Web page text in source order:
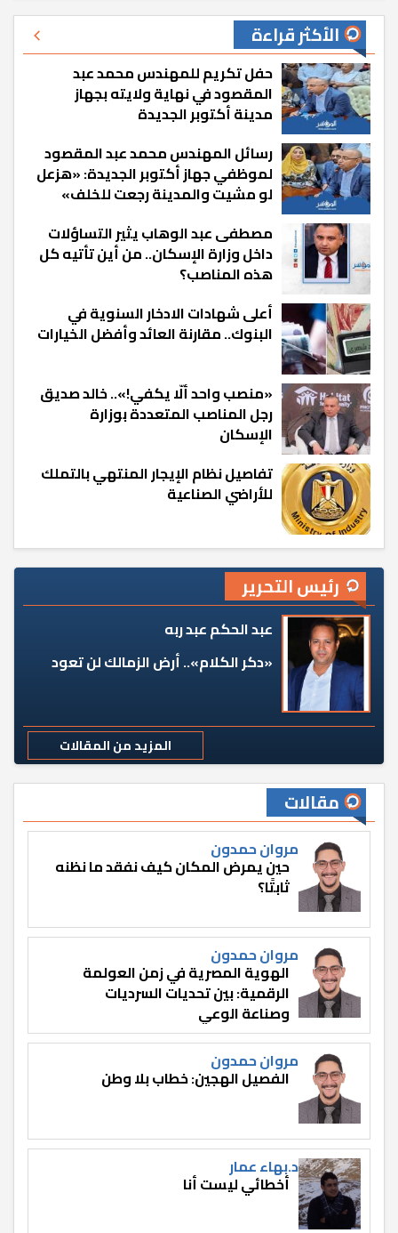
الأكثر قراءة
حفل تكريم للمهندس محمد عبد
المقصود في نهاية ولايته بجهاز
مدينة أكتوبر الجديدة
رسائل المهندس محمد عبد المقصود
لموظفي جهاز أكتوبر الجديدة: «هزعل
لو مشيت والمدينة رجعت للخلف»
مصطفى عبد الوهاب يثير التساؤلات
داخل وزارة الإسكان.. من أين تأتيه كل
هذه المناصب؟
أعلى شهادات الادخار السنوية في
البنوك.. مقارنة العائد وأفضل الخيارات
«منصب واحد ألّا يكفي!».. خالد صديق
رجل المناصب المتعددة بوزارة
الإسكان
تفاصيل نظام الإيجار المنتهي بالتملك
للأراضي الصناعية
رئيس التحرير
عبد الحكم عبد ربه
«دكر الكلام».. أرض الزمالك لن تعود
المزيد من المقالات
مقالات
مروان حمدون
حين يمرض المكان كيف نفقد ما نظنه
ثابتًا؟
مروان حمدون
الهوية المصرية في زمن العولمة
الرقمية: بين تحديات السرديات
وصناعة الوعي
مروان حمدون
الفصيل الهجين: خطاب بلا وطن
د.بهاء عمار
أخطائي ليست أنا